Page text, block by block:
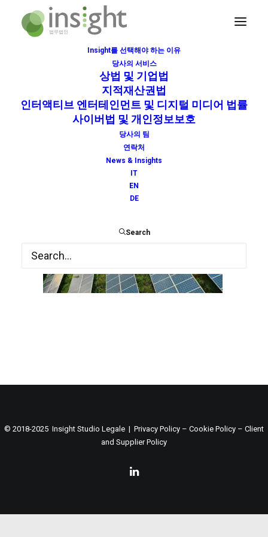
Insight를 선택해야 하는 이유
당사의 서비스
상법 및 기업법
지적재산권법
인터액티브 엔터테인먼트 및 디지털 미디어 법률
사이버법 및 개인정보보호
당사의 팀
연락처
News & Insights
IT
EN
DE
Search
에너지
Home 홈 에너지
© 2018-2025 Insight Studio Legale | Privacy Policy – Cookie Policy – Client
and Supplier Policy